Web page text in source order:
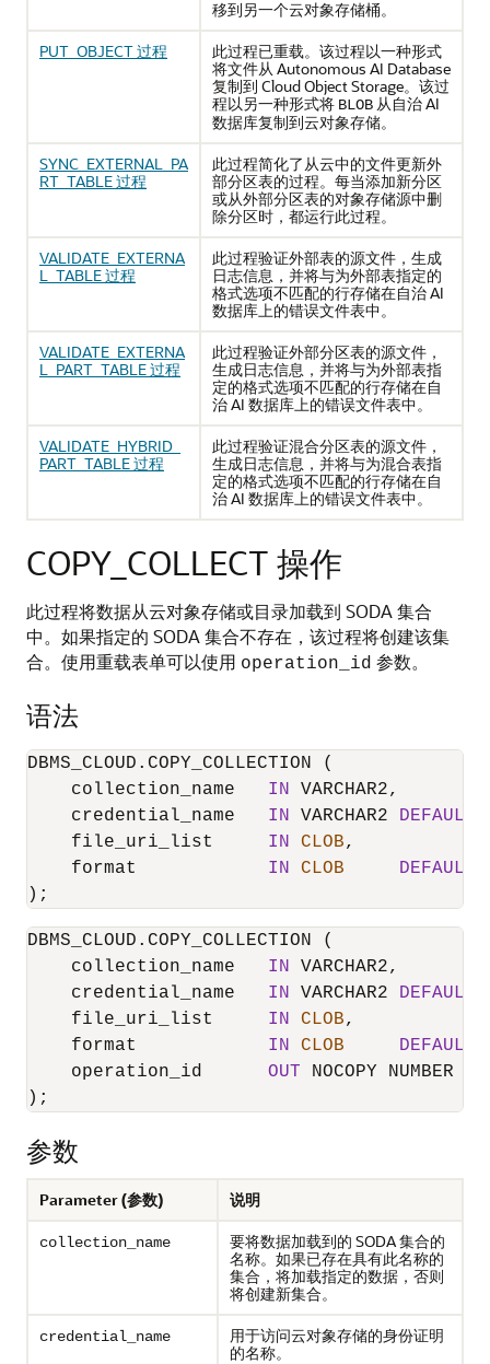
移到另一个云对象存储桶。
PUT_OBJECT 过程
此过程已重载。该过程以一种形式
将文件从 Autonomous AI Database
复制到 Cloud Object Storage。该过
程以另一种形式将 BLOB 从自治 AI
数据库复制到云对象存储。
SYNC_EXTERNAL_PA
RT_TABLE 过程
此过程简化了从云中的文件更新外
部分区表的过程。每当添加新分区
或从外部分区表的对象存储源中删
除分区时，都运行此过程。
VALIDATE_EXTERNA
L_TABLE 过程
此过程验证外部表的源文件，生成
日志信息，并将与为外部表指定的
格式选项不匹配的行存储在自治 AI
数据库上的错误文件表中。
VALIDATE_EXTERNA
L_PART_TABLE 过程
此过程验证外部分区表的源文件，
生成日志信息，并将与为外部表指
定的格式选项不匹配的行存储在自
治 AI 数据库上的错误文件表中。
VALIDATE_HYBRID_
PART_TABLE 过程
此过程验证混合分区表的源文件，
生成日志信息，并将与为混合表指
定的格式选项不匹配的行存储在自
治 AI 数据库上的错误文件表中。
COPY_COLLECT 操作
此过程将数据从云对象存储或目录加载到 SODA 集合
中。如果指定的 SODA 集合不存在，该过程将创建该集
合。使用重载表单可以使用 operation_id 参数。
语法
DBMS_CLOUD.COPY_COLLECTION (
    collection_name
IN VARCHAR2,
    credential_name
IN VARCHAR2 DEFAULT
    file_uri_list
IN CLOB,
    format
IN CLOB DEFAULT
);
DBMS_CLOUD.COPY_COLLECTION (
    collection_name
IN VARCHAR2,
    credential_name
IN VARCHAR2 DEFAULT
    file_uri_list
IN CLOB,
    format
IN CLOB DEFAULT
    operation_id
OUT NOCOPY NUMBER
);
参数
Parameter (参数) 说明
collection_name
要将数据加载到的 SODA 集合的
名称。如果已存在具有此名称的
集合，将加载指定的数据，否则
将创建新集合。
credential_name
用于访问云对象存储的身份证明
的名称。